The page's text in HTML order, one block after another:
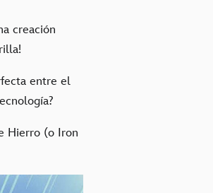
creación
entre el
Hierro (o Iron